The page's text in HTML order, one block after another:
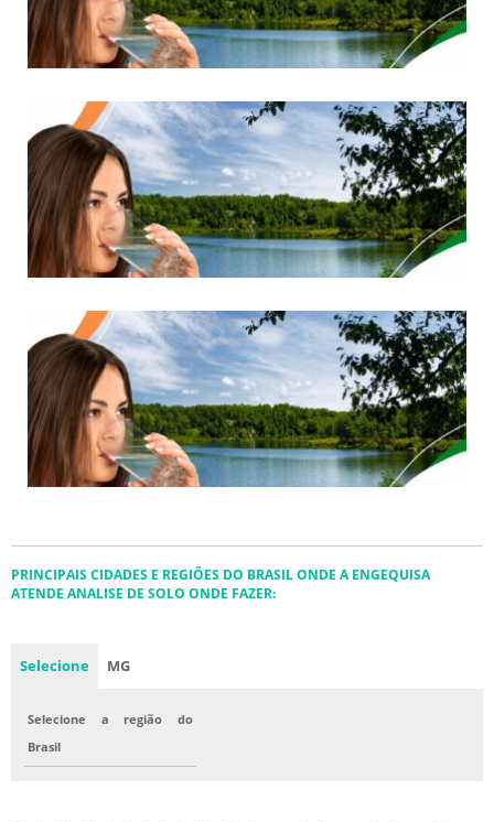
PRINCIPAIS CIDADES E REGIÕES DO BRASIL ONDE A ENGEQUISA
ATENDE ANALISE DE SOLO ONDE FAZER:
Selecione MG
Selecione a região do
Brasil